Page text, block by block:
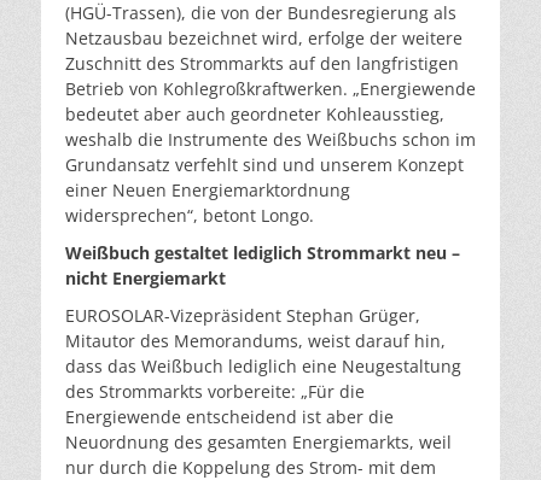
(HGÜ-Trassen), die von der Bundesregierung als
Netzausbau bezeichnet wird, erfolge der weitere
Zuschnitt des Strommarkts auf den langfristigen
Betrieb von Kohlegroßkraftwerken. „Energiewende
bedeutet aber auch geordneter Kohleausstieg,
weshalb die Instrumente des Weißbuchs schon im
Grundansatz verfehlt sind und unserem Konzept
einer Neuen Energiemarktordnung
widersprechen“, betont Longo.
Weißbuch gestaltet lediglich Strommarkt neu –
nicht Energiemarkt
EUROSOLAR-Vizepräsident Stephan Grüger,
Mitautor des Memorandums, weist darauf hin,
dass das Weißbuch lediglich eine Neugestaltung
des Strommarkts vorbereite: „Für die
Energiewende entscheidend ist aber die
Neuordnung des gesamten Energiemarkts, weil
nur durch die Koppelung des Strom- mit dem